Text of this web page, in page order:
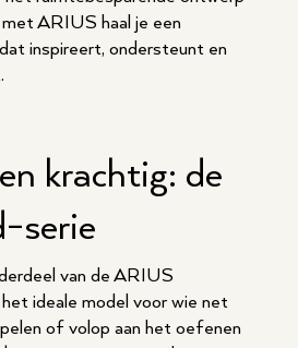
ARIUS haal je een
inspireert, ondersteunt en
krachtig: de
serie
van de ARIUS
ideale model voor wie net
of volop aan het oefenen